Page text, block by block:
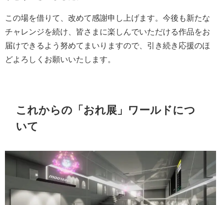
この場を借りて、改めて感謝申し上げます。今後も新たな
チャレンジを続け、皆さまに楽しんでいただける作品をお
届けできるよう努めてまいりますので、引き続き応援のほ
どよろしくお願いいたします。
これからの「おれ展」ワールドにつ
いて